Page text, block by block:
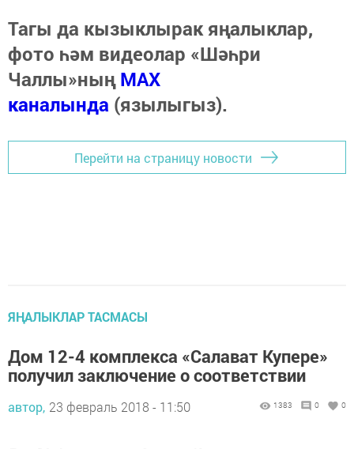
Тагы да кызыклырак яңалыклар,
фото һәм видеолар «Шәһри
Чаллы»ныңMAX
каналында (язылыгыз).
Перейти на страницу новости
ЯҢАЛЫКЛАР ТАСМАСЫ
Дом 12-4 комплекса «Салават Купере»
получил заключение о соответствии
автор, 23 февраль 2018 - 11:50 1383 0 0